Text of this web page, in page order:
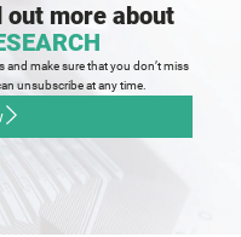
more about
and make sure that you don’t miss
unsubscribe at any time.